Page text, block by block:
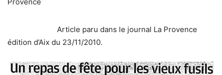
Article paru dans le journal La Provence
édition d’Aix du 23/11/2010.